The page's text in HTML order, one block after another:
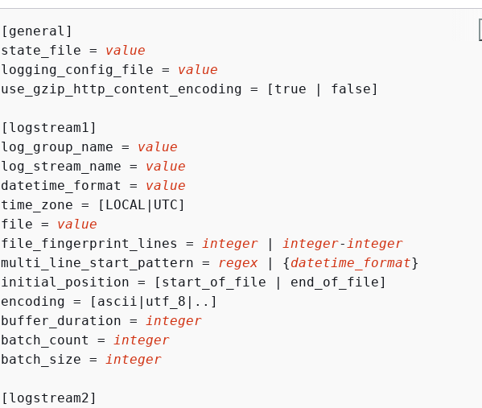
[general]
state_file = value
logging_config_file = value
use_gzip_http_content_encoding = [true | false]
[logstream1]
log_group_name = value
log_stream_name = value
datetime_format = value
time_zone = [LOCAL|UTC]
file = value
file_fingerprint_lines =
integer | integer- integer
multi_line_start_pattern =
regex | {datetime_format}
initial_position = [start_of_file | end_of_file]
encoding = [ascii|utf_8|..]
buffer_duration =
integer
batch_count =
integer
batch_size =
integer
[logstream2]